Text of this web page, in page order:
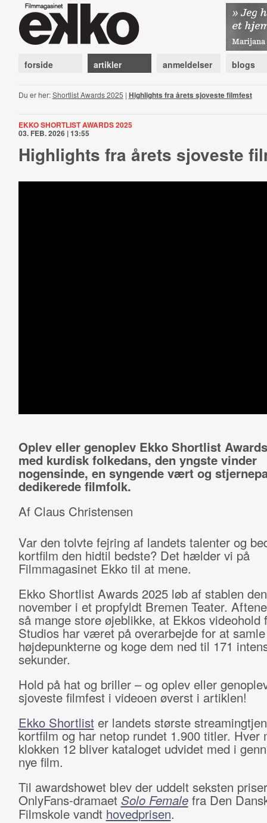
forside artikler anmeldelser blogs
Du er her:Shortlist Awards 2025 | Highlights fra årets sjoveste filmfest
EKKO SHORTLIST AWARDS 2025
03. FEB. 2026 | 13:55
Highlights fra årets sjoveste
Oplev eller genoplev Ekko Shortlist
med kurdisk folkedans, den yngste vinder
nogensinde, en syngende vært og
dedikerede filmfolk.
Af Claus Christensen
Var den tolvte fejring af landets talenter og
kortfilm den hidtil bedste? Det hælder vi på
Filmmagasinet Ekko til at mene.
Ekko Shortlist Awards 2025 løb af stablen
november i et propfyldt Bremen Teater.
så mange store øjeblikke, at Ekkos videohold
Studios har været på overarbejde for at samle
højdepunkterne og koge dem ned til 171
sekunder.
Hold på hat og briller – og oplev eller
sjoveste filmfest i videoen øverst i artiklen!
Ekko Shortlister landets største
kortfilm og har netop rundet 1.900 titler. Hver
klokken 12 bliver kataloget udvidet med i
nye film.
Til awardshowet blev der uddelt seksten
OnlyFans-dramaet Solo Femalefra Den
Filmskole vandt hovedprisen.